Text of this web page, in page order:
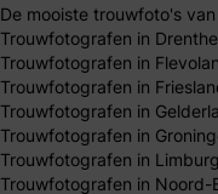
De mooiste trouwfoto's
Trouwfotografen in Drenthe
Trouwfotografen in
Trouwfotografen in
Trouwfotografen in
Trouwfotografen in
Trouwfotografen in Limburg
Trouwfotografen in Noord-